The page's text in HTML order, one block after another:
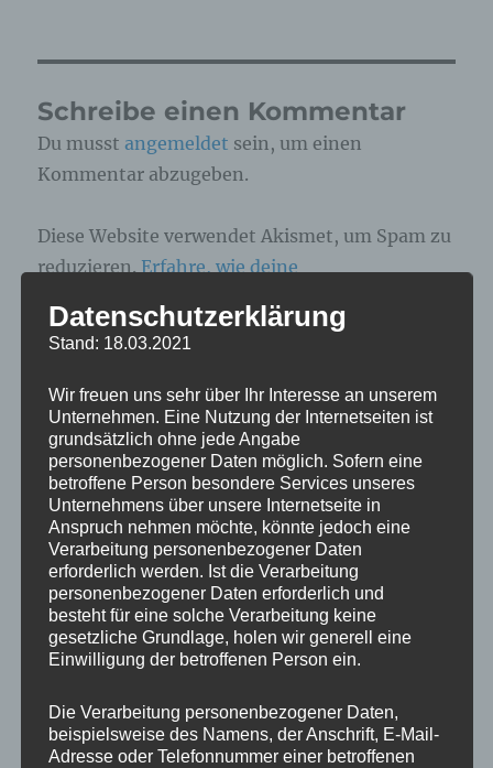
Schreibe einen Kommentar
Du musst angemeldet sein, um einen
Kommentar abzugeben.
Diese Website verwendet Akismet, um Spam zu
reduzieren.Erfahre, wie deine
Beitragsnavigation
VERÖFFENTLICHT IN
IMG_5192_mL
Datenschutzerklärung
Stand: 18.03.2021
Wir freuen uns sehr über Ihr Interesse an unserem
Unternehmen. Eine Nutzung der Internetseiten ist
grundsätzlich ohne jede Angabe
personenbezogener Daten möglich. Sofern eine
betroffene Person besondere Services unseres
Unternehmens über unsere Internetseite in
Anspruch nehmen möchte, könnte jedoch eine
Verarbeitung personenbezogener Daten
erforderlich werden. Ist die Verarbeitung
personenbezogener Daten erforderlich und
besteht für eine solche Verarbeitung keine
gesetzliche Grundlage, holen wir generell eine
Einwilligung der betroffenen Person ein.
Die Verarbeitung personenbezogener Daten,
beispielsweise des Namens, der Anschrift, E-Mail-
Adresse oder Telefonnummer einer betroffenen